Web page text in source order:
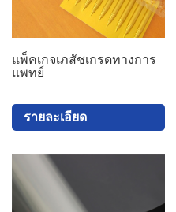
แพ็คเกจเภสัชเกรดทางการ
แพทย์
รายละเอียด